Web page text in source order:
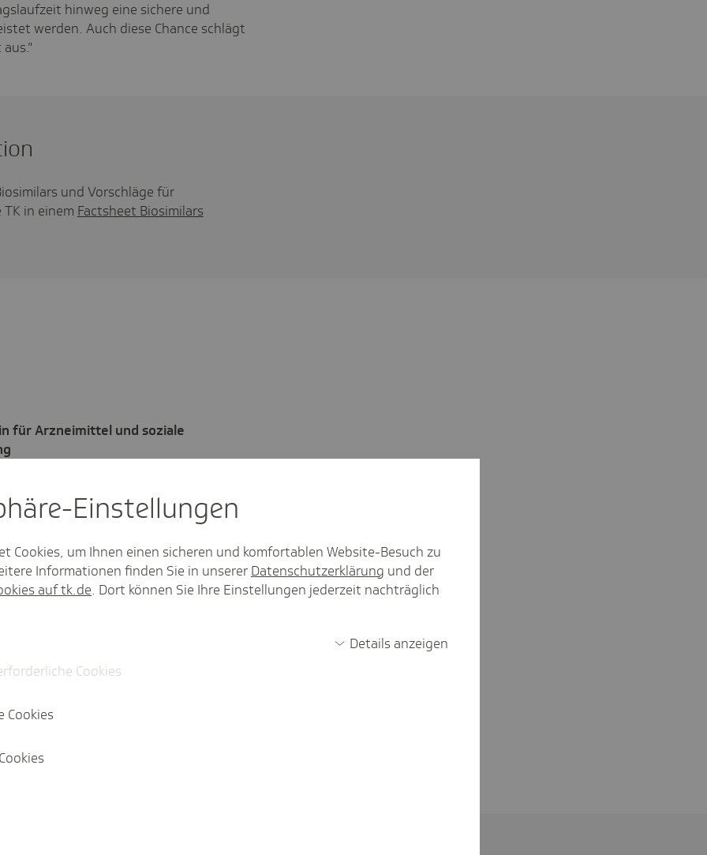
hinweg eine sichere und
werden. Auch diese Chance schlägt
und Vorschläge für
in einem Factsheet Biosimilars
für Arzneimittel und soziale
58
Einstel­lungen
Cookies, um Ihnen einen sicheren und komfortablen Website-Besuch zu
Informationen finden Sie in unserer Datenschutzerklärung und der
auf tk.de. Dort können Sie Ihre Einstellungen jederzeit nachträglich
Details anzeigen
Cookies
Cookies